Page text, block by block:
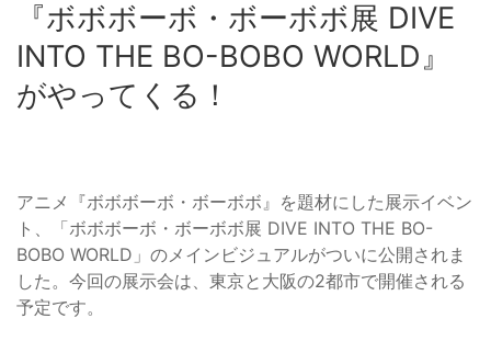
『ボボボーボ・ボーボボ展 DIVE
INTO THE BO-BOBO WORLD』
がやってくる！
アニメ『ボボボーボ・ボーボボ』を題材にした展示イベン
ト、「ボボボーボ・ボーボボ展 DIVE INTO THE BO-
BOBO WORLD」のメインビジュアルがついに公開されま
した。今回の展示会は、東京と大阪の2都市で開催される
予定です。